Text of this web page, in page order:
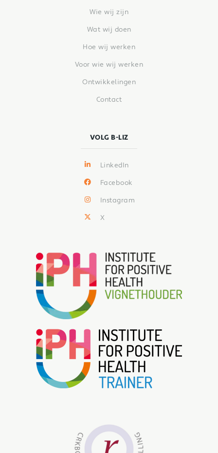
Wie wij zijn
Wat wij doen
Hoe wij werken
Voor wie wij werken
Ontwikkelingen
Contact
VOLG B-LIZ
LinkedIn
Facebook
Instagram
X